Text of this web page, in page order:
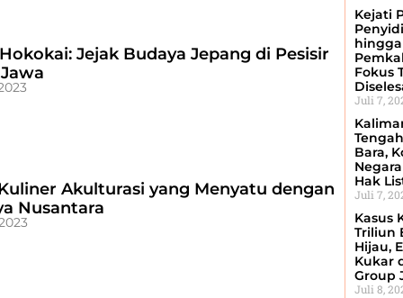
Jejak Budaya Jepang di Pesisir
Akulturasi yang Menyatu dengan
Nusantara
Kejati
Fokus
Juli 7,
Bara,
Hak
Juli 7,
Kasus
Triliun
Hijau,
Kukar
Group
Juli 8,